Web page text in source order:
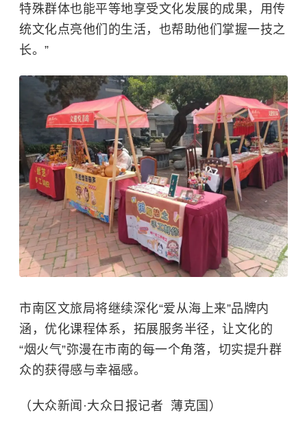
特殊群体也能平等地享受文化发展的成果，用传
统文化点亮他们的生活，也帮助他们掌握一技之
长。”
市南区文旅局将继续深化“爱从海上来”品牌内
涵，优化课程体系，拓展服务半径，让文化的
“烟火气”弥漫在市南的每一个角落，切实提升群
众的获得感与幸福感。
（大众新闻·大众日报记者 薄克国）